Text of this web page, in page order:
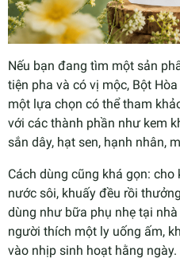
Nếu bạn đang tìm một sản
tiện pha và có vị mộc, Bột
một lựa chọn có thể tham
với các thành phần như kem
sắn dây, hạt sen, hạnh nhân,
Cách dùng cũng khá gọn:
nước sôi, khuấy đều rồi
dùng như bữa phụ nhẹ tại
người thích một ly uống ấm,
vào nhịp sinh hoạt hằng ngày.